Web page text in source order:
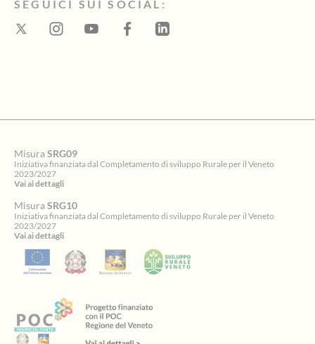
SEGUICI SUI SOCIAL:
MisuraSRG09
Iniziativa finanziata dal Completamento di sviluppo Rurale per il Veneto
2023/2027
Vai ai dettagli
MisuraSRG10
Iniziativa finanziata dal Completamento di sviluppo Rurale per il Veneto
2023/2027
Vai ai dettagli